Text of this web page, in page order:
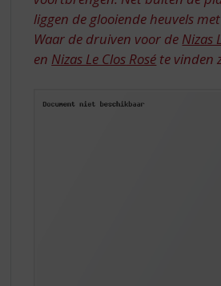
ZEGT
ZON
liggen de glooiende heuvels
Waar de druiven voor de Nizas
en Nizas Le Clos Rosé te vinden